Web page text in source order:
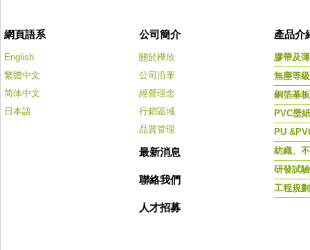
網頁語系 公司簡介 產品介
English
繁體中文
简体中文
日本語
關於樺欣
公司沿革
經營理念
行銷區域
品質管理
最新消息
聯絡我們
人才招募
膠帶及
無塵等
銅箔基
PVC壁紙
PU
紡織、
研發試
工程規